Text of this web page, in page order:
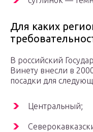
Для каких
В российский
Винету внесли в
посадки для
Центральный;